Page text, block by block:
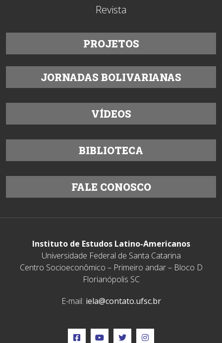
Revista
PROJETOS
JORNADAS BOLIVARIANAS
VÍDEOS
BIBLIOTECA
FALE CONOSCO
Instituto de Estudos Latino-Americanos
Universidade Federal de Santa Catarina
Centro Socioeconômico – Primeiro andar – Bloco D
Florianópolis SC
E-mail: iela@contato.ufsc.br